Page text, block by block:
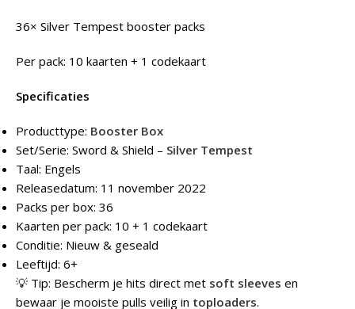
36× Silver Tempest booster packs
Per pack: 10 kaarten + 1 codekaart
Specificaties
Producttype: Booster Box
Set/Serie: Sword & Shield – Silver Tempest
Taal: Engels
Releasedatum: 11 november 2022
Packs per box: 36
Kaarten per pack: 10 + 1 codekaart
Conditie: Nieuw & geseald
Leeftijd: 6+
💡 Tip: Bescherm je hits direct met soft sleeves en
bewaar je mooiste pulls veilig in toploaders.